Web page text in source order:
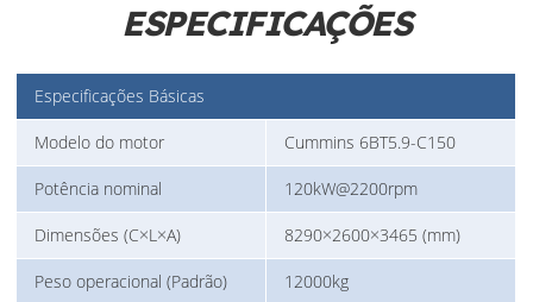
ESPECIFICAÇÕES
Especificações Básicas
Modelo do motor Cummins 6BT5.9-C150
Potência nominal 120kW@2200rpm
Dimensões (C×L×A) 8290×2600×3465 (mm)
Peso operacional (Padrão) 12000kg